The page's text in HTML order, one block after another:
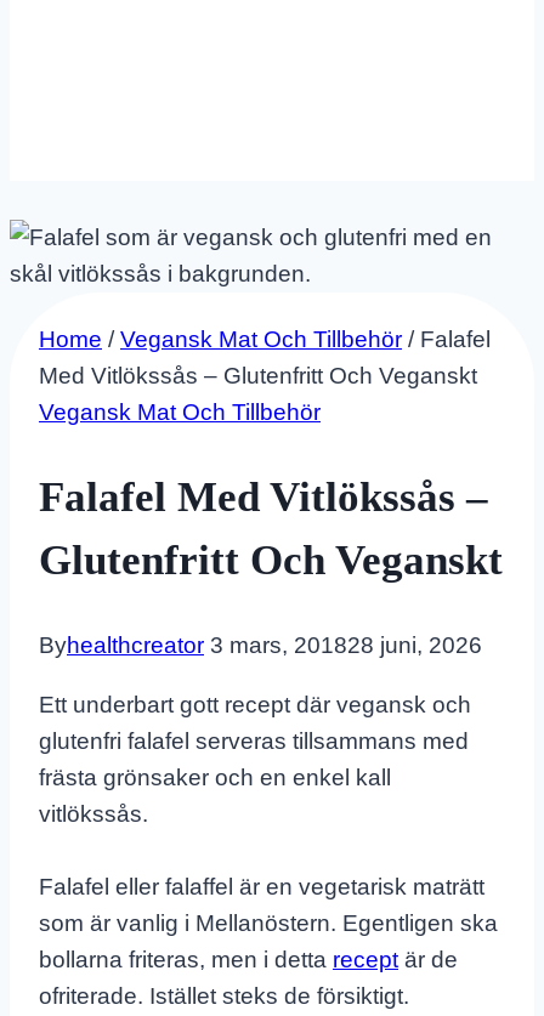
Home / Vegansk Mat Och Tillbehör / Falafel
Med Vitlökssås – Glutenfritt Och Veganskt
Vegansk Mat Och Tillbehör
Falafel Med Vitlökssås –
Glutenfritt Och Veganskt
Byhealthcreator 3 mars, 201828 juni, 2026
Ett underbart gott recept där vegansk och
glutenfri falafel serveras tillsammans med
frästa grönsaker och en enkel kall
vitlökssås.
Falafel eller falaffel är en vegetarisk maträtt
som är vanlig i Mellanöstern. Egentligen ska
bollarna friteras, men i detta receptär de
ofriterade. Istället steks de försiktigt.